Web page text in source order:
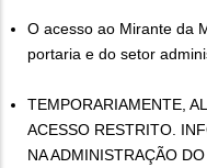
O acesso ao Mirante da
portaria e do setor
TEMPORARIAMENTE,
ACESSO RESTRITO.
NA ADMINISTRAÇÃO DO